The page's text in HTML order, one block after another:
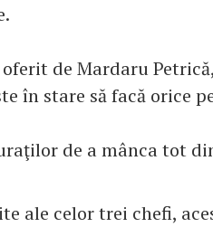
de Mardaru
în stare să facă orice
de a mânca tot
ale celor trei chefi,